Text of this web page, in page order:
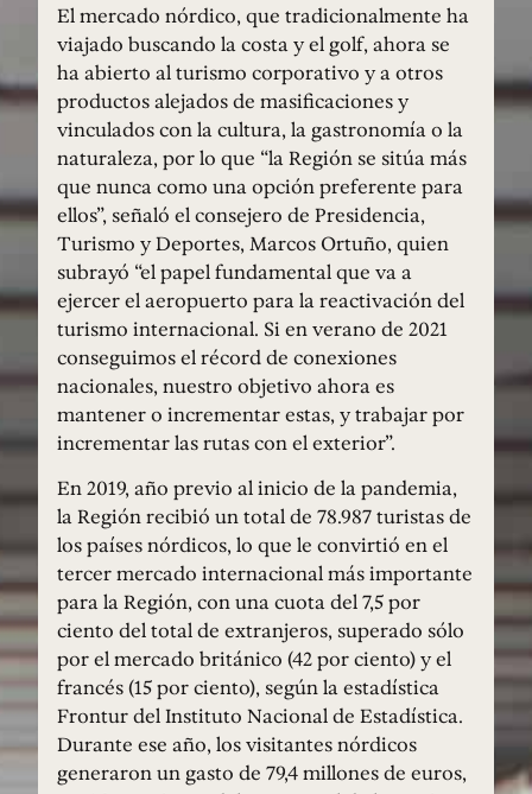
El mercado nórdico, que tradicionalmente ha
viajado buscando la costa y el golf, ahora se
ha abierto al turismo corporativo y a otros
productos alejados de masificaciones y
vinculados con la cultura, la gastronomía o la
naturaleza, por lo que “la Región se sitúa más
que nunca como una opción preferente para
ellos”, señaló el consejero de Presidencia,
Turismo y Deportes, Marcos Ortuño, quien
subrayó “el papel fundamental que va a
ejercer el aeropuerto para la reactivación del
turismo internacional. Si en verano de 2021
conseguimos el récord de conexiones
nacionales, nuestro objetivo ahora es
mantener o incrementar estas, y trabajar por
incrementar las rutas con el exterior”.
En 2019, año previo al inicio de la pandemia,
la Región recibió un total de 78.987 turistas de
los países nórdicos, lo que le convirtió en el
tercer mercado internacional más importante
para la Región, con una cuota del 7,5 por
ciento del total de extranjeros, superado sólo
por el mercado británico (42 por ciento) y el
francés (15 por ciento), según la estadística
Frontur del Instituto Nacional de Estadística.
Durante ese año, los visitantes nórdicos
generaron un gasto de 79,4 millones de euros,